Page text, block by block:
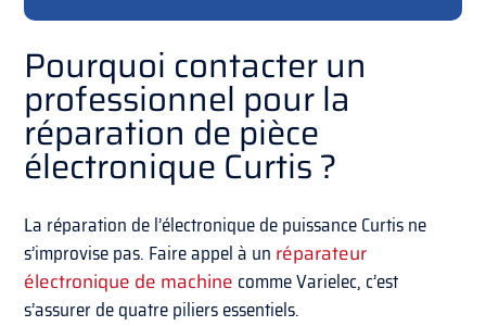
Pourquoi contacter un
professionnel pour la
réparation de pièce
électronique Curtis ?
La réparation de l’électronique de puissance Curtis ne
s’improvise pas. Faire appel à un réparateur
électronique de machine comme Varielec, c’est
s’assurer de quatre piliers essentiels.